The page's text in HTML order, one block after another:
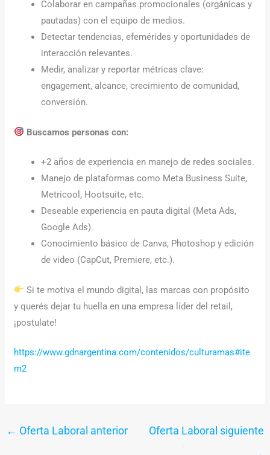
Colaborar en campañas promocionales (orgánicas y
pautadas) con el equipo de medios.
Detectar tendencias, efemérides y oportunidades de
interacción relevantes.
Medir, analizar y reportar métricas clave:
engagement, alcance, crecimiento de comunidad,
conversión.
Buscamos personas con:
+2 años de experiencia en manejo de redes sociales.
Manejo de plataformas como Meta Business Suite,
Metricool, Hootsuite, etc.
Deseable experiencia en pauta digital (Meta Ads,
Google Ads).
Conocimiento básico de Canva, Photoshop y edición
de video (CapCut, Premiere, etc.).
Si te motiva el mundo digital, las marcas con propósito
y querés dejar tu huella en una empresa líder del retail,
¡postulate!
https://www.gdnargentina.com/contenidos/culturamas#ite
m2
← Oferta Laboral anterior
Oferta Laboral siguiente